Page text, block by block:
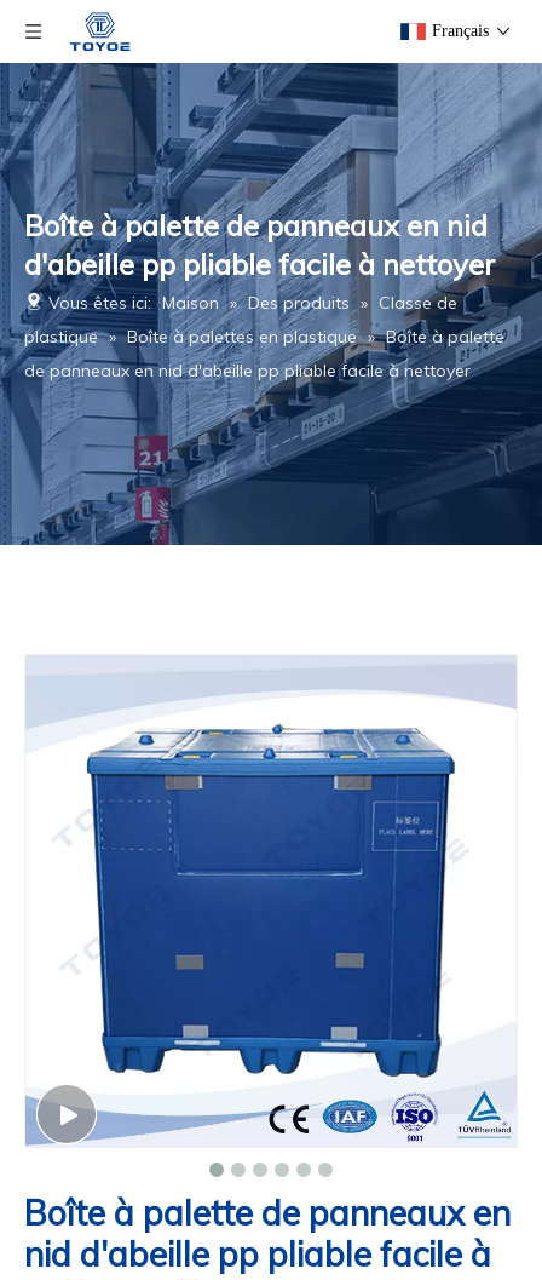
Français
Boîte à palette de panneaux en nid
d'abeille pp pliable facile à nettoyer
Vous êtes ici: Maison » Des produits » Classe de
plastique » Boîte à palettes en plastique » Boîte à palette
de panneaux en nid d'abeille pp pliable facile à nettoyer
Boîte à palette de panneaux en
nid d'abeille pp pliable facile à